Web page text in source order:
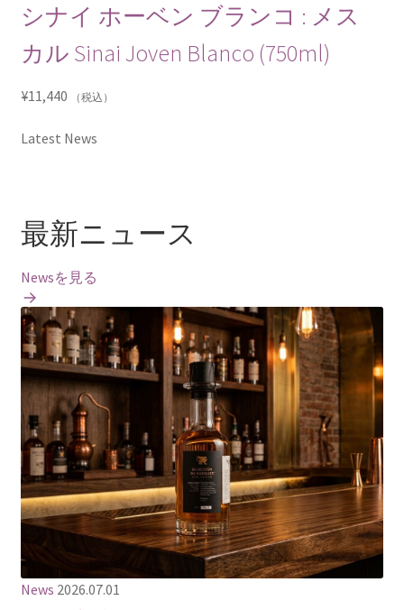
シナイ ホーベン ブランコ : メス
カル Sinai Joven Blanco (750ml)
¥11,440 （税込）
Latest News
最新ニュース
Newsを見る
News 2026.07.01